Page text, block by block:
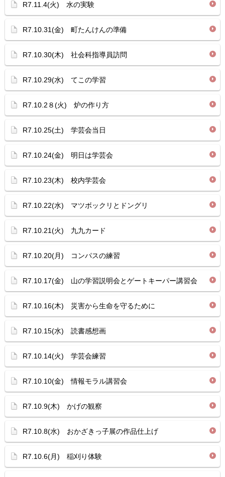
R7.11.4(火) 水の実験
R7.10.31(金) 町たんけんの準備
R7.10.30(木) 社会科指導員訪問
R7.10.29(水) てこの学習
R7.10.2８(火) 炉の作り方
R7.10.25(土) 学芸会当日
R7.10.24(金) 明日は学芸会
R7.10.23(木) 校内学芸会
R7.10.22(水) マツボックリとドングリ
R7.10.21(火) 九九カード
R7.10.20(月) コンパスの練習
R7.10.17(金) 山の学習説明会とゲートキーパー講習会
R7.10.16(木) 災害から生命を守るために
R7.10.15(水) 読書感想画
R7.10.14(火) 学芸会練習
R7.10.10(金) 情報モラル講習会
R7.10.9(木) かげの観察
R7.10.8(水) おかざきっ子展の作品仕上げ
R7.10.6(月) 稲刈り体験